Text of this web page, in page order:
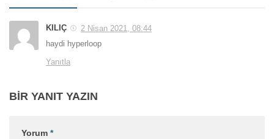
KILIÇ
2 Nisan 2021, 08:44
haydi hyperloop
Yanıtla
BIR YANIT YAZIN
Yorum *